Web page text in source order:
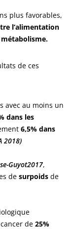
plus favorables,
l’alimentation
de ces
avec au moins un
dans les
6,5% dans
2018)
Guyot2017,
de surpoids de
de 25%